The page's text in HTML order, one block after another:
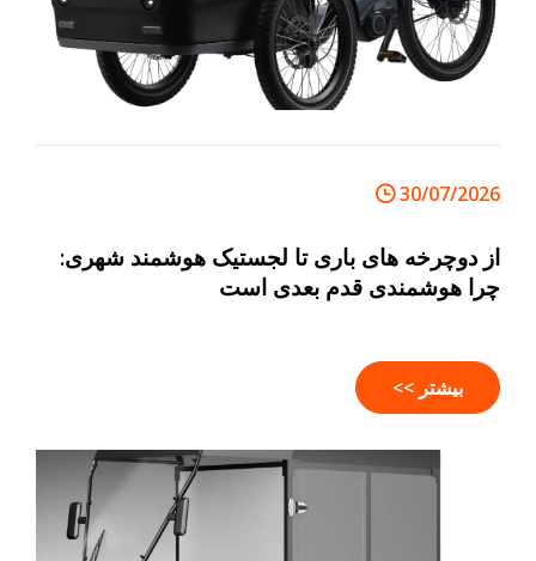
30/07/2026
از دوچرخه های باری تا لجستیک هوشمند شهری:
چرا هوشمندی قدم بعدی است
بیشتر >>